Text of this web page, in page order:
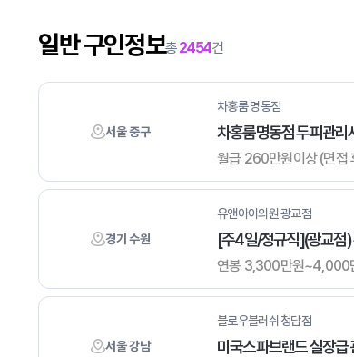
일반 구인정보총2454건
서울 중구
차홍룸 명동점
차홍룸명동점 두피관리
월급 260만원이상 (면접
경기 수원
유앤아이의원 광교점
[주4일/정규직](광교점)
연봉 3,300만원~4,000
서울 강남
블로우블러쉬 청담점
미국스파브랜드 실장급